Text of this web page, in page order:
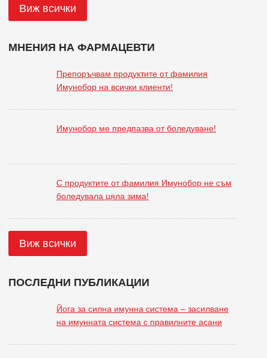
Виж всички
МНЕНИЯ НА ФАРМАЦЕВТИ
Препоръчвам продуктите от фамилия
Имунобор на всички клиенти!
Имунобор ме предпазва от боледуване!
С продуктите от фамилия Имунобор не съм
боледувала цяла зима!
Виж всички
ПОСЛЕДНИ ПУБЛИКАЦИИ
Йога за силна имунна система – засилване
на имунната система с правилните асани